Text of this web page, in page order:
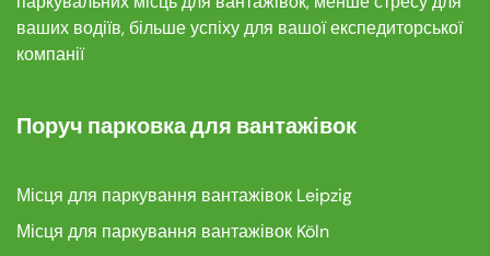
ваших водіїв, більше успіху для вашої експедиторської
компанії
Поруч парковка для вантажівок
Місця для паркування вантажівок Leipzig
Місця для паркування вантажівок Köln